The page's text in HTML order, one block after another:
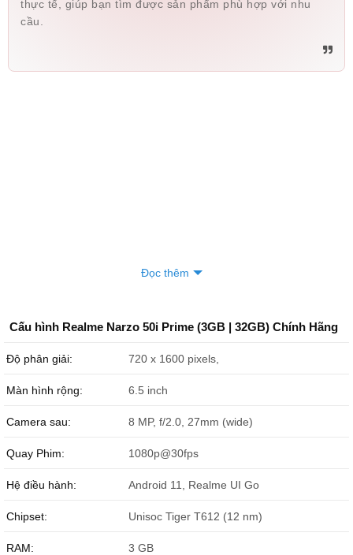
thực tế, giúp bạn tìm được sản phẩm phù hợp với nhu
cầu.
Đọc thêm
Cấu hình Realme Narzo 50i Prime (3GB | 32GB) Chính Hãng
Độ phân giải: 720 x 1600 pixels,
Màn hình rộng: 6.5 inch
Camera sau: 8 MP, f/2.0, 27mm (wide)
Quay Phim: 1080p@30fps
Hệ điều hành: Android 11, Realme UI Go
Chipset: Unisoc Tiger T612 (12 nm)
RAM: 3 GB